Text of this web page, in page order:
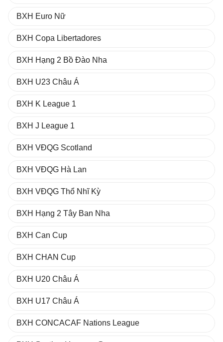
BXH Euro Nữ
BXH Copa Libertadores
BXH Hạng 2 Bồ Đào Nha
BXH U23 Châu Á
BXH K League 1
BXH J League 1
BXH VĐQG Scotland
BXH VĐQG Hà Lan
BXH VĐQG Thổ Nhĩ Kỳ
BXH Hạng 2 Tây Ban Nha
BXH Can Cup
BXH CHAN Cup
BXH U20 Châu Á
BXH U17 Châu Á
BXH CONCACAF Nations League